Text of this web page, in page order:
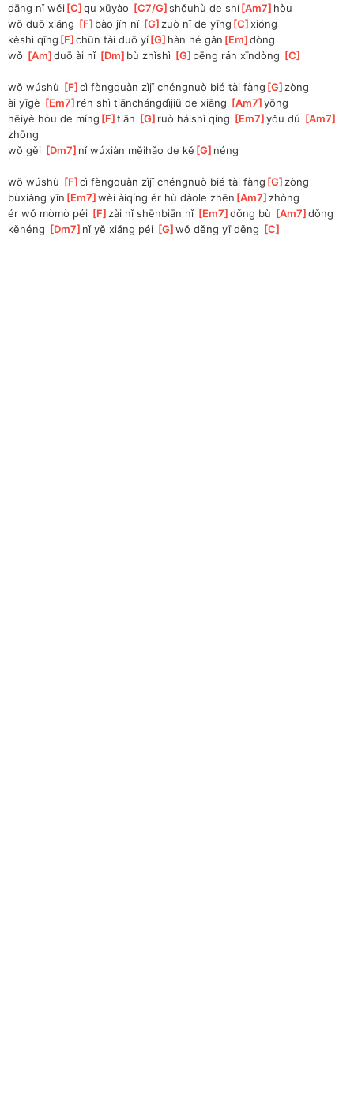
dāng nǐ wěi[C ]
qu xūyào [C7/G ]
shǒuhù de shí[Am7 ]hòu
wǒ duō xiǎng [F ]bào jǐn nǐ [G ]zuò nǐ de yīng [C ]
xióng
kěshì qīng [F ]
chūn tài duō yí[G ]hàn hé gǎn [Em ]
dòng
wǒ [Am ]
duō ài nǐ [Dm ]bù zhǐshì [G ]pēng rán xīndòng [C
wǒ wúshù [F ]
cì fèngquàn zìjǐ chéngnuò bié tài fàng [G ]zòng
ài yīgè [Em7 ]rén shì tiānchángdìjiǔ de xiāng [Am7 ]
yōng
hēiyè hòu de míng [F ]tiān [G ]ruò háishì qíng [Em7 ]
yǒu dú [Am7
zhōng
wǒ gěi [Dm7 ]nǐ wúxiàn měihǎo de kě [G ]néng
wǒ wúshù [F ]
cì fèngquàn zìjǐ chéngnuò bié tài fàng [G ]zòng
bùxiǎng yīn [Em7 ]
wèi àiqíng ér hù dàole zhēn [Am7 ]zhòng
ér wǒ mòmò péi [F ]zài nǐ shēnbiān nǐ [Em7 ]
dǒng bù [Am7 ]
dǒng
kěnéng [Dm7 ]nǐ yě xiǎng péi [G ]
wǒ děng yī děng [C